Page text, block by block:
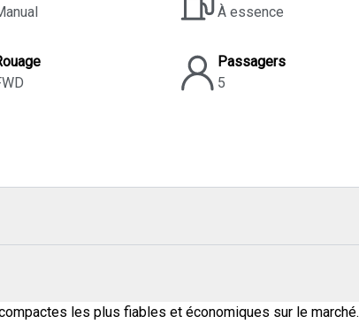
À essence
Passagers
5
les plus fiables et économiques sur le marché.